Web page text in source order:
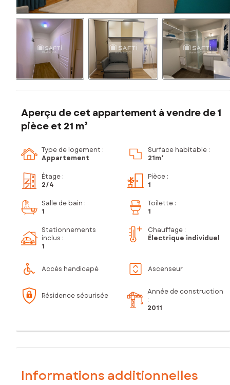
Aperçu de cet appartement à vendre de 1
pièce et 21 m²
Type de logement :
Appartement
Surface habitable :
21m²
Étage :
2/4
Pièce :
1
Salle de bain :
1
Toilette :
1
Stationnements
inclus :
1
Chauffage :
Électrique individuel
Accès handicapé Ascenseur
Résidence sécurisée
Année de construction
:
2011
Informations additionnelles